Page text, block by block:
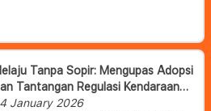
Tanpa Sopir: Mengupas Adopsi
Tantangan Regulasi Kendaraan
Level Lanjut
January 2026